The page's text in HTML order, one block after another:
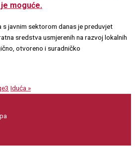
moguće.
javnim sektorom danas je preduvjet
sredstva usmjerenih na razvoj lokalnih
otvoreno i suradničko
3 Iduća »